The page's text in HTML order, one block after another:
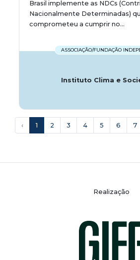
Brasil implemente as NDCs
Nacionalmente Determinadas)
comprometeu a cumprir no...
ASSOCIAÇÃO/FUNDAÇÃO
Instituto Clima e
‹ 1 2 3 4 5 6 7
Realização